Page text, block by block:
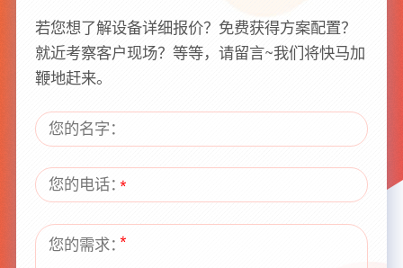
若您想了解设备详细报价？免费获得方案配置？
就近考察客户现场？等等，请留言~我们将快马加
鞭地赶来。